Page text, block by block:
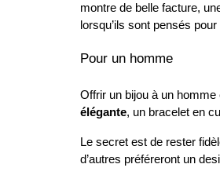
montre de belle facture,
lorsqu’ils sont pensés pour
Pour un homme
Offrir un bijou à un
élégante, un bracelet en
Le secret est de rester
d’autres préféreront un